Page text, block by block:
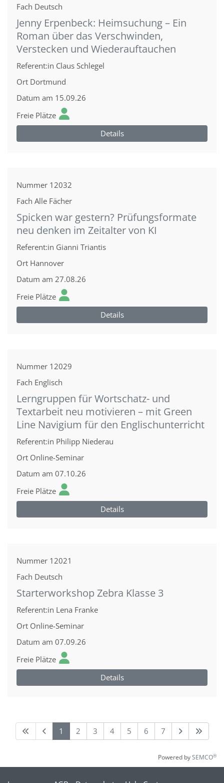
Fach Deutsch
Jenny Erpenbeck: Heimsuchung – Ein
Roman über das Verschwinden,
Verstecken und Wiederauftauchen
Referent:in Claus Schlegel
Ort Dortmund
Datum am 15.09.26
Freie Plätze
Details
Nummer 12032
Fach Alle Fächer
Spicken war gestern? Prüfungsformate
neu denken im Zeitalter von KI
Referent:in Gianni Triantis
Ort Hannover
Datum am 27.08.26
Freie Plätze
Details
Nummer 12029
Fach Englisch
Lerngruppen für Wortschatz- und
Textarbeit neu motivieren – mit Green
Line Navigium für den Englischunterricht
Referent:in Philipp Niederau
Ort Online-Seminar
Datum am 07.10.26
Freie Plätze
Details
Nummer 12021
Fach Deutsch
Starterworkshop Zebra Klasse 3
Referent:in Lena Franke
Ort Online-Seminar
Datum am 07.09.26
Freie Plätze
Details
1 2 3 4 5 6 7
Powered bySEMCO®